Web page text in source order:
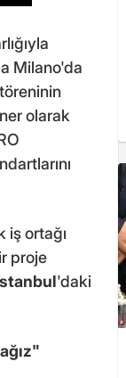
Milano'da
olarak
iş ortağı
proje
'daki